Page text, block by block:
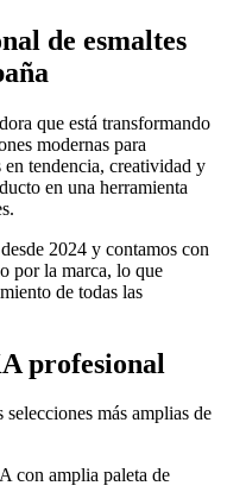
de esmaltes
que está transformando
modernas para
tendencia, creatividad y
en una herramienta
2024 y contamos con
por la marca, lo que
de todas las
profesional
más amplias de
con amplia paleta de